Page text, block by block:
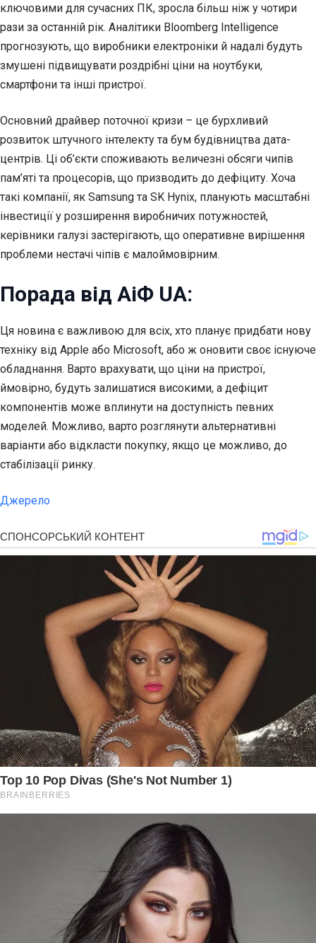
ключовими для сучасних ПК, зросла більш ніж у чотири
рази за останній рік. Аналітики Bloomberg Intelligence
прогнозують, що виробники електроніки й надалі будуть
змушені підвищувати роздрібні ціни на ноутбуки,
смартфони та інші пристрої.
Основний драйвер поточної кризи – це бурхливий
розвиток штучного інтелекту та бум будівництва дата-
центрів. Ці об’єкти споживають величезні обсяги чипів
пам’яті та процесорів, що призводить до дефіциту. Хоча
такі компанії, як Samsung та SK Hynix, планують масштабні
інвестиції у розширення виробничих потужностей,
керівники галузі застерігають, що оперативне вирішення
проблеми нестачі чіпів є малоймовірним.
Порада від АіФ UA:
Ця новина є важливою для всіх, хто планує придбати нову
техніку від Apple або Microsoft, або ж оновити своє існуюче
обладнання. Варто врахувати, що ціни на пристрої,
ймовірно, будуть залишатися високими, а дефіцит
компонентів може вплинути на доступність певних
моделей. Можливо, варто розглянути альтернативні
варіанти або відкласти покупку, якщо це можливо, до
стабілізації ринку.
Джерело